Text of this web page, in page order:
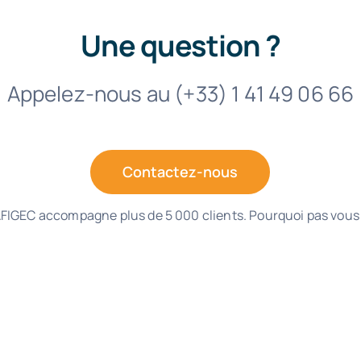
Une question ?
Appelez-nous au (+33) 1 41 49 06 66
Contactez-nous
accompagne plus de 5 000 clients. Pourquoi pas vous